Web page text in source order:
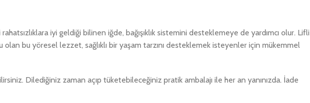
iyi geldiği bilinen iğde, bağışıklık sistemini desteklemeye de yardımcı olur. Lifli
bu yöresel lezzet, sağlıklı bir yaşam tarzını desteklemek isteyenler için mükemmel
Dilediğiniz zaman açıp tüketebileceğiniz pratik ambalajı ile her an yanınızda. İade